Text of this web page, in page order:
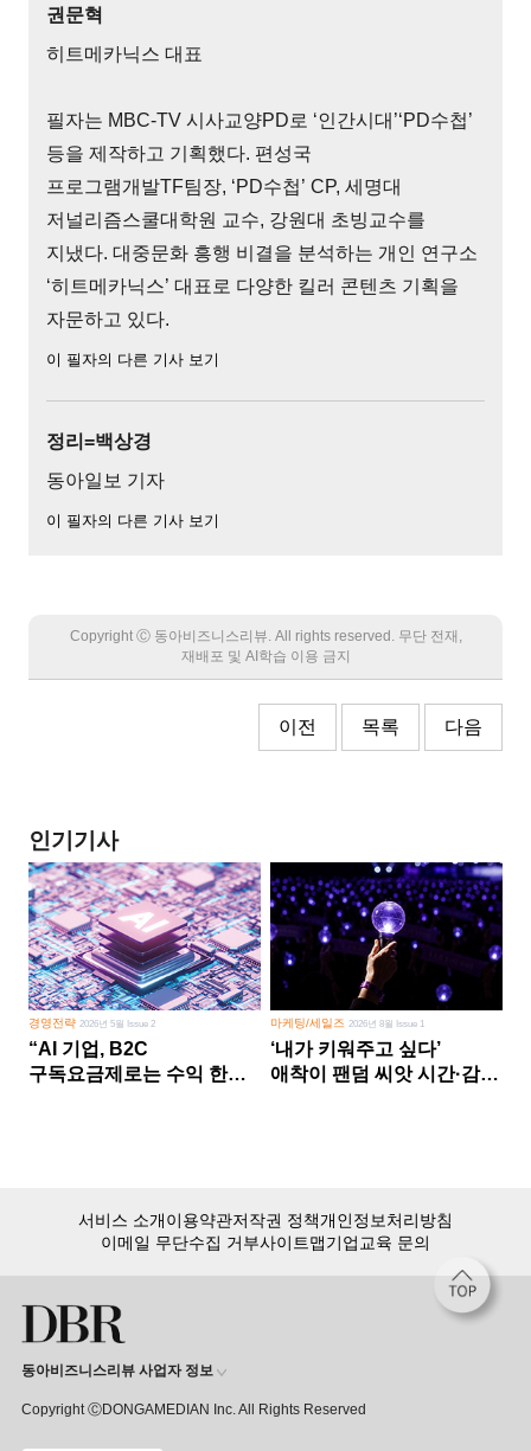
권문혁
히트메카닉스 대표
필자는 MBC-TV 시사교양PD로 ‘인간시대’‘PD수첩’
등을 제작하고 기획했다. 편성국
프로그램개발TF팀장, ‘PD수첩’ CP, 세명대
저널리즘스쿨대학원 교수, 강원대 초빙교수를
지냈다. 대중문화 흥행 비결을 분석하는 개인 연구소
‘히트메카닉스’ 대표로 다양한 킬러 콘텐츠 기획을
자문하고 있다.
이 필자의 다른 기사 보기
정리=백상경
동아일보 기자
이 필자의 다른 기사 보기
Copyright Ⓒ 동아비즈니스리뷰. All rights reserved. 무단 전재,
재배포 및 AI학습 이용 금지
이전 목록 다음
인기기사
경영전략2026년 5월 Issue 2
“AI 기업, B2C
구독요금제로는 수익 한계
마케팅/세일즈 2026년 8월 Issue 1
‘내가 키워주고 싶다’
애착이 팬덤 씨앗 시간·감정
서비스 소개이용약관저작권 정책개인정보처리방침
이메일 무단수집 거부사이트맵기업교육 문의
동아비즈니스리뷰 사업자 정보
Copyright ⒸDONGAMEDIAN Inc. All Rights Reserved